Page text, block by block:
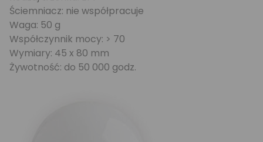
Ściemniacz: nie współpracuje
Waga: 50 g
Współczynnik mocy: > 70
Wymiary: 45 x 80 mm
Żywotność: do 50 000 godz.